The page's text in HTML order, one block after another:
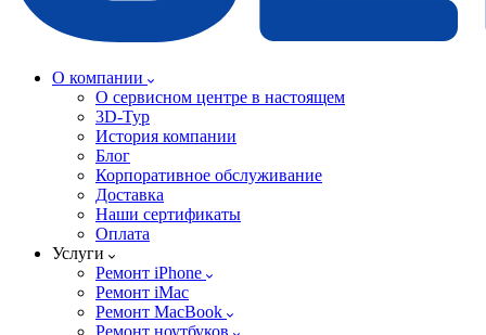
О компании
О сервисном центре в настоящем
3D-Тур
История компании
Блог
Корпоративное обслуживание
Доставка
Наши сертификаты
Оплата
Услуги
Ремонт iPhone
Ремонт iMac
Ремонт MacBook
Ремонт ноутбуков